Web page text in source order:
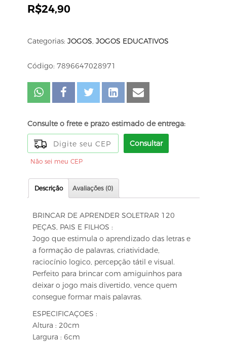
R$24,90
Categorias: JOGOS, JOGOS EDUCATIVOS
Código: 7896647028971
Consulte o frete e prazo estimado de entrega:
Consultar
Não sei meu CEP
Descrição Avaliações (0)
BRINCAR DE APRENDER SOLETRAR 120
PEÇAS, PAIS E FILHOS :
Jogo que estimula o aprendizado das letras e
a formação de palavras, criatividade,
raciocínio logico, percepção tátil e visual.
Perfeito para brincar com amiguinhos para
deixar o jogo mais divertido, vence quem
consegue formar mais palavras.
ESPECIFICAÇOES :
Altura : 20cm
Largura : 6cm